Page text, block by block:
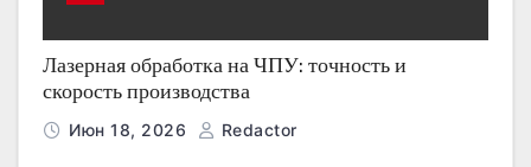
Лазерная обработка на ЧПУ: точность и
скорость производства
Июн 18, 2026 Redactor